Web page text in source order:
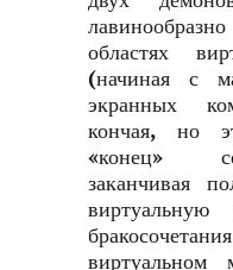
областях
(начиная с
экранных
кончая, но
«конец»
заканчивая